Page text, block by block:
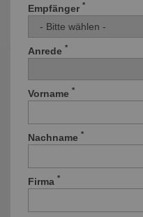
Empfänger *
Anrede *
Vorname *
Nachname *
Firma *